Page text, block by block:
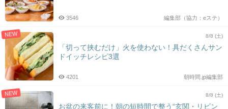
編集部（協力：eステ）
3546
NEW 8/8 (土)
「切って挟むだけ」火を使わない！具だくさんサン
ドイッチレシピ3選
朝時間.jp編集部
4201
NEW 8/8 (土)
お盆の来客前に！朝の短時間で整う“玄関・リビン